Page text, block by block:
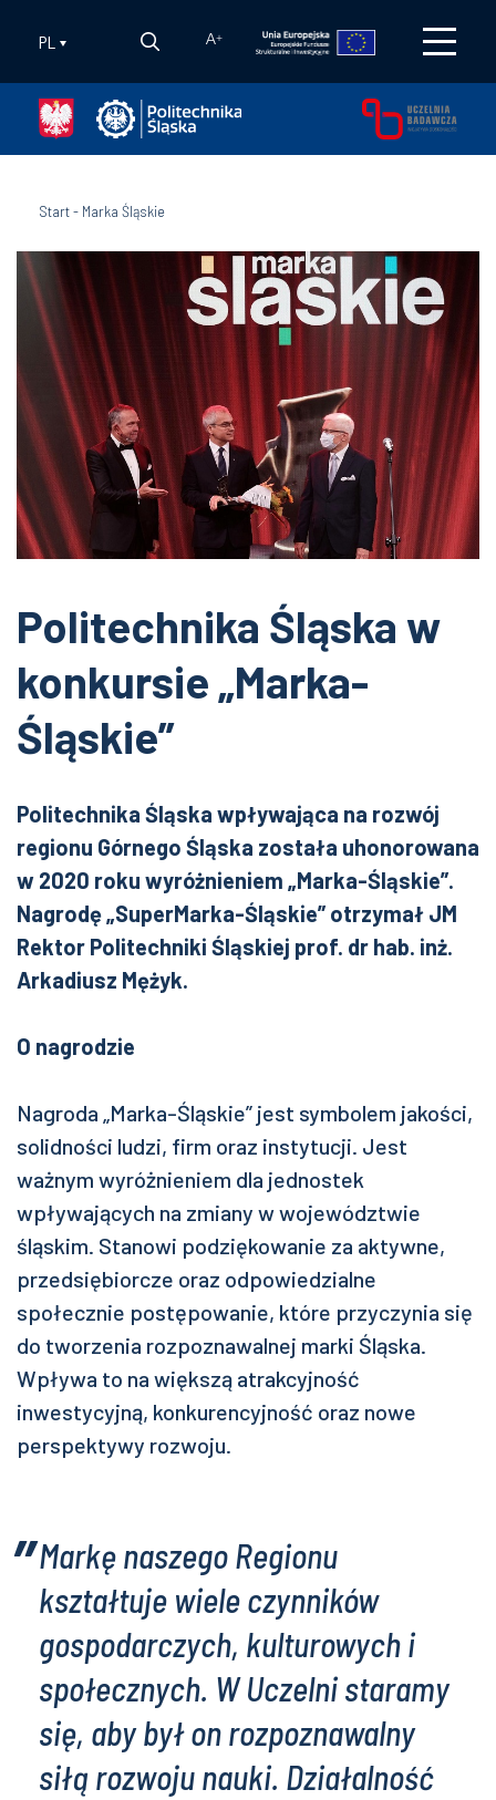
PL A+
Start- Marka Śląskie
Politechnika Śląska w
konkursie „Marka-
Śląskie”
Politechnika Śląska wpływająca na rozwój
regionu Górnego Śląska została uhonorowana
w 2020 roku wyróżnieniem „Marka-Śląskie”.
Nagrodę „SuperMarka-Śląskie” otrzymał JM
Rektor Politechniki Śląskiej prof. dr hab. inż.
Arkadiusz Mężyk.
O nagrodzie
Nagroda „Marka-Śląskie” jest symbolem jakości,
solidności ludzi, firm oraz instytucji. Jest
ważnym wyróżnieniem dla jednostek
wpływających na zmiany w województwie
śląskim. Stanowi podziękowanie za aktywne,
przedsiębiorcze oraz odpowiedzialne
społecznie postępowanie, które przyczynia się
do tworzenia rozpoznawalnej marki Śląska.
Wpływa to na większą atrakcyjność
inwestycyjną, konkurencyjność oraz nowe
perspektywy rozwoju.
Markę naszego Regionu
kształtuje wiele czynników
gospodarczych, kulturowych i
społecznych. W Uczelni staramy
się, aby był on rozpoznawalny
siłą rozwoju nauki. Działalność